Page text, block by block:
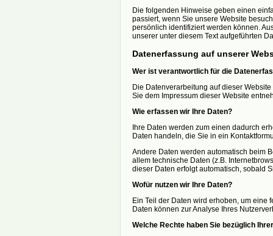
Die folgenden Hinweise geben einen
passiert, wenn Sie unsere Website
persönlich identifiziert werden können.
unserer unter diesem Text aufgeführten
Datenerfassung auf unserer
Wer ist verantwortlich für die
Die Datenverarbeitung auf dieser
Sie dem Impressum dieser Website
Wie erfassen wir Ihre Daten?
Ihre Daten werden zum einen dadurch
Daten handeln, die Sie in ein
Andere Daten werden automatisch beim
allem technische Daten (z.B.
dieser Daten erfolgt automatisch, sobald
Wofür nutzen wir Ihre Daten?
Ein Teil der Daten wird erhoben, um eine
Daten können zur Analyse Ihres
Welche Rechte haben Sie bezüglich